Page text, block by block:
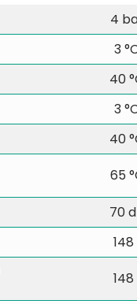
4
3
40
3
40
65
70
148
148